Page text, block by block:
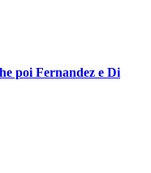
poi Fernandez e Di